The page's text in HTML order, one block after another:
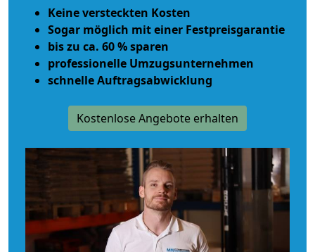
Keine versteckten Kosten
Sogar möglich mit einer Festpreisgarantie
bis zu ca. 60 % sparen
professionelle Umzugsunternehmen
schnelle Auftragsabwicklung
Kostenlose Angebote erhalten